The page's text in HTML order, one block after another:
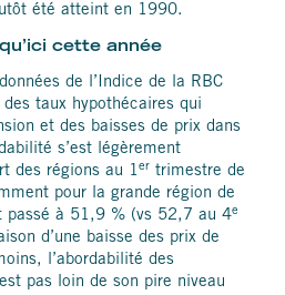
été atteint en 1990.
cette année
de l’Indice de la RBC
taux hypothécaires qui
et des baisses de prix dans
s’est légèrement
des régions au 1er trimestre de
pour la grande région de
passé à 51,9 % (vs 52,7 au 4e
d’une baisse des prix de
l’abordabilité des
pas loin de son pire niveau